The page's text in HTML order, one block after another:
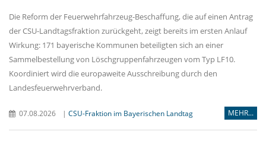
Die Reform der Feuerwehrfahrzeug-Beschaffung, die auf einen Antrag
der CSU-Landtagsfraktion zurückgeht, zeigt bereits im ersten Anlauf
Wirkung: 171 bayerische Kommunen beteiligten sich an einer
Sammelbestellung von Löschgruppenfahrzeugen vom Typ LF10.
Koordiniert wird die europaweite Ausschreibung durch den
Landesfeuerwehrverband.
07.08.2026 | CSU-Fraktion im Bayerischen Landtag MEHR...